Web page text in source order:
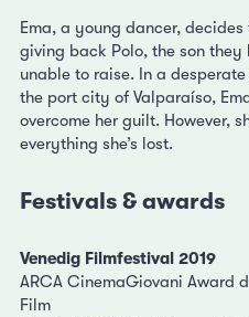
Ema, a young dancer,
giving back Polo, the son
unable to raise. In a
the port city of Valparaíso,
overcome her guilt. However,
everything she’s lost.
Festivals & awards
Venedig Filmfestival 2019
ARCA CinemaGiovani Award
Film